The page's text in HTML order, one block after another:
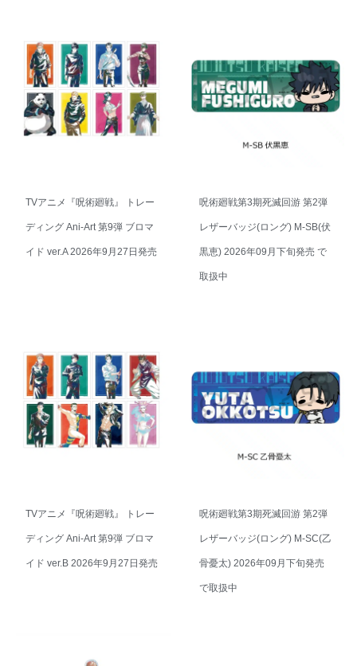
TVアニメ『呪術廻戦』 トレー
ディング Ani-Art 第9弾 ブロマ
イド ver.A 2026年9月27日発売
呪術廻戦第3期死滅回游 第2弾
レザーバッジ(ロング) M-SB(伏
黒恵) 2026年09月下旬発売 で
取扱中
TVアニメ『呪術廻戦』 トレー
ディング Ani-Art 第9弾 ブロマ
イド ver.B 2026年9月27日発売
呪術廻戦第3期死滅回游 第2弾
レザーバッジ(ロング) M-SC(乙
骨憂太) 2026年09月下旬発売
で取扱中